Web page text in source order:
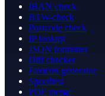
IBAN check
BTW-check
Postcode check
IP lookup
JSON formatter
Diff checker
Favicon generator
Speedtest
PDF merge